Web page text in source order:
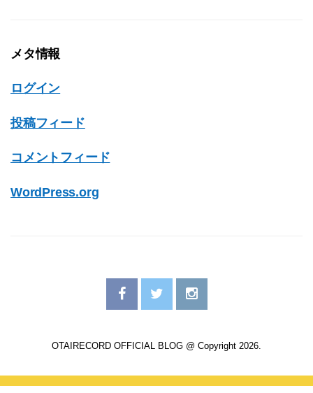
メタ情報
ログイン
投稿フィード
コメントフィード
WordPress.org
OTAIRECORD OFFICIAL BLOG @ Copyright 2026.